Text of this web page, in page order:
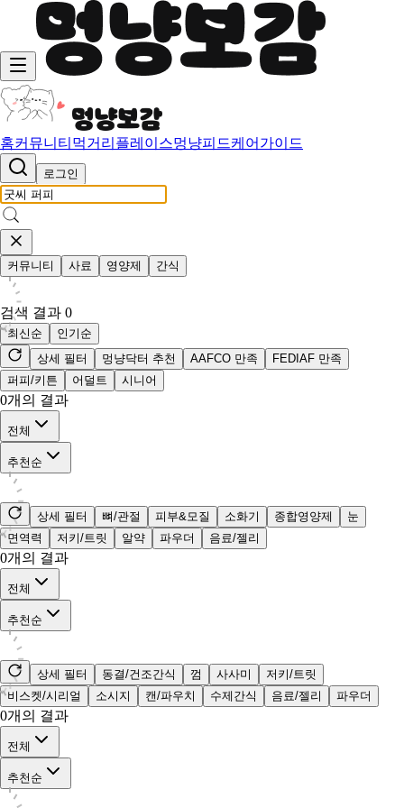
홈커뮤니티 먹거리 플레이스멍냥피드케어가이드
로그인
커뮤니티 사료 영양제 간식
검색 결과 0
최신순
인기순
상세 필터
멍냥닥터 추천 AAFCO 만족
FEDIAF 만족
퍼피/키튼
어덜트 시니어
0개의 결과
전체
추천순
상세 필터 뼈/관절 피부&모질 소화기 종합영양제
눈
면역력
저키/트릿 알약 파우더 음료/젤리
0개의 결과
전체
추천순
상세 필터 동결/건조간식 껌 사사미
저키/트릿
비스켓/시리얼
소시지 캔/파우치 수제간식 음료/젤리 파우더
0개의 결과
전체
추천순